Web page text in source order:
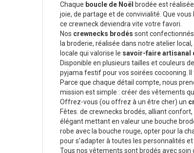
Chaque boucle de Noël brodée est
joie, de partage et de convivialité. Que
ce crewneck deviendra vite votre favori.
Nos crewnecks brodés sont
la broderie, réalisée dans notre atelier
locale qui valorise le savoir-faire artisanal
Disponible en plusieurs tailles et couleurs
pyjama festif pour vos soirées cocooning.
Parce que chaque détail compte, nous
mission est simple : créer des vêtements
Offrez-vous (ou offrez à un être cher) un
Fêtes. de crewnecks brodés, alliant
élégant mettant en valeur une bouche
robe avec la bouche rouge, opter pour la
pour s’adapter à toutes les personnalités et
Tous nos vêtements sont brodés avec